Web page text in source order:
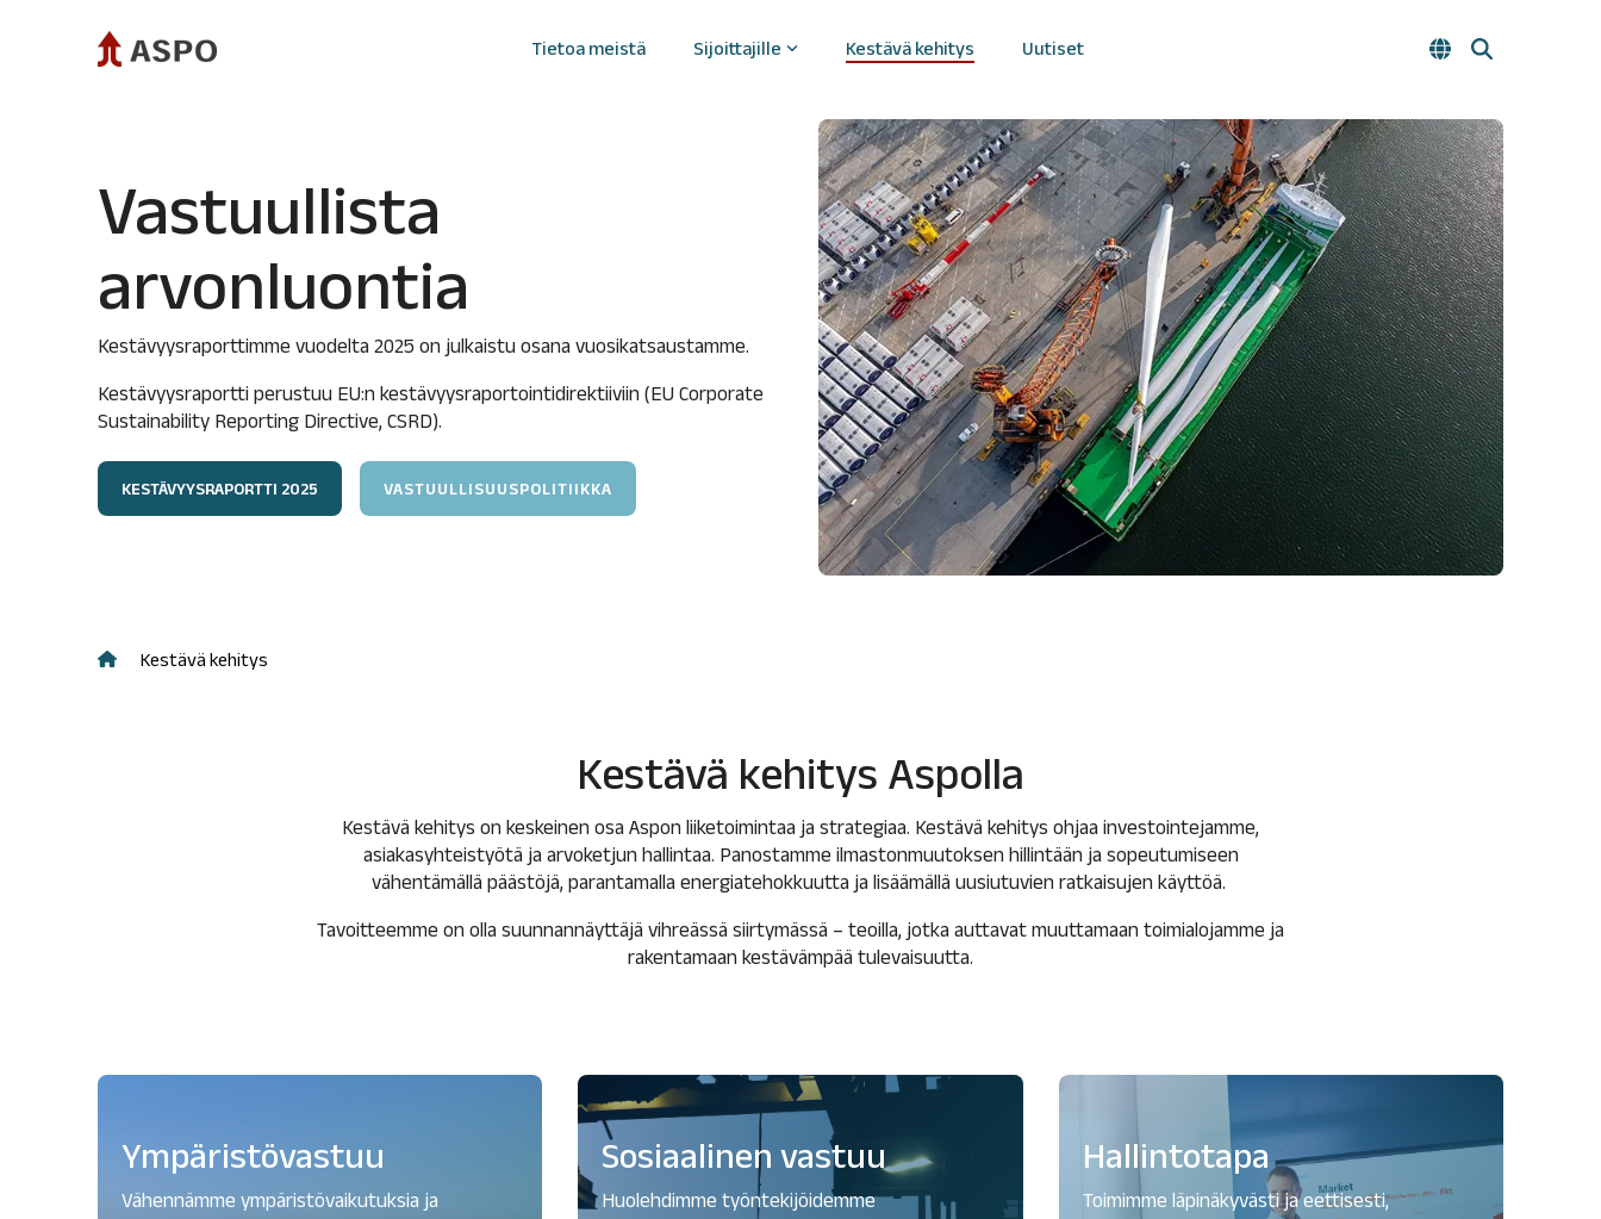
Tietoa meistä Sijoittajille
Strategia
Vastuullinen sijoituskohde
Usein kysytyt kysymykset
Taloudellista tietoa
Tuloskeskus
Avainluvut vuosittain
Tunnuslukujen laskentakaavat
Johdon osakkeenomistus
Liputusilmoitukset
Yhtiökokous
Hallitus
Hallituksen valiokunnat
Johtoryhmä
Liiketoimien hallinnointi
Palkitseminen
Riskienhallinta ja sisäinen
valvonta
Tilintarkastus
Nimitystoimikunta
Sisäpiirihallinto
Yhtiöjärjestys
Eettiset ohjeet
Sijoittajakalenteri
Sijoittajasuhteet
Osittaisjakautuminen
Kestävä kehitys Uutiset
Vastuullista
arvonluontia
Kestävyysraporttimme vuodelta 2025 on julkaistu osana vuosikatsaustamme.
Kestävyysraportti perustuu EU:n kestävyysraportointidirektiiviin (EU Corporate
Sustainability Reporting Directive, CSRD).
KESTÄVYYSRAPORTTI 2025 VASTUULLISUUSPOLITIIKKA
Kestävä kehitys
Kestävä kehitys Aspolla
Kestävä kehitys on keskeinen osa Aspon liiketoimintaa ja strategiaa. Kestävä kehitys ohjaa investointejamme,
asiakasyhteistyötä ja arvoketjun hallintaa. Panostamme ilmastonmuutoksen hillintään ja sopeutumiseen
vähentämällä päästöjä, parantamalla energiatehokkuutta ja lisäämällä uusiutuvien ratkaisujen käyttöä.
Tavoitteemme on olla suunnannäyttäjä vihreässä siirtymässä – teoilla, jotka auttavat muuttamaan toimialojamme ja
rakentamaan kestävämpää tulevaisuutta.
Ympäristövastuu
Vähennämme ympäristövaikutuksia ja
Sosiaalinen vastuu
Huolehdimme työntekijöidemme
Hallintotapa
Toimimme läpinäkyvästi ja eettisesti,